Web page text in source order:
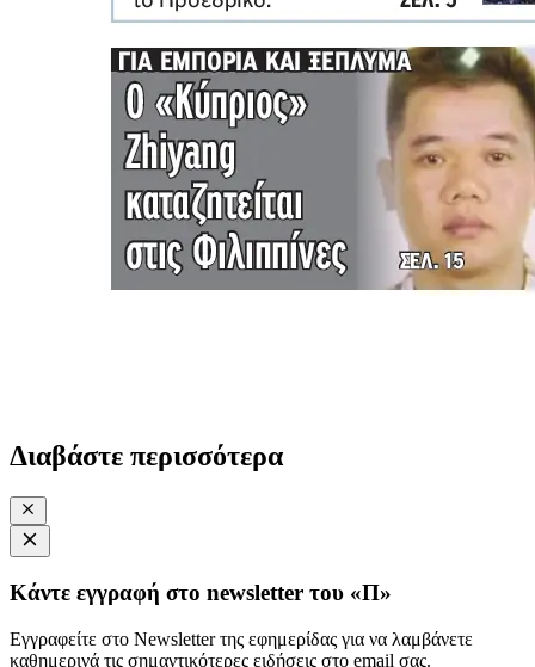
Διαβάστε περισσότερα
Κάντε εγγραφή στο newsletter του «Π»
Εγγραφείτε στο Newsletter της εφημερίδας για να λαμβάνετε
καθημερινά τις σημαντικότερες ειδήσεις στο email σας.